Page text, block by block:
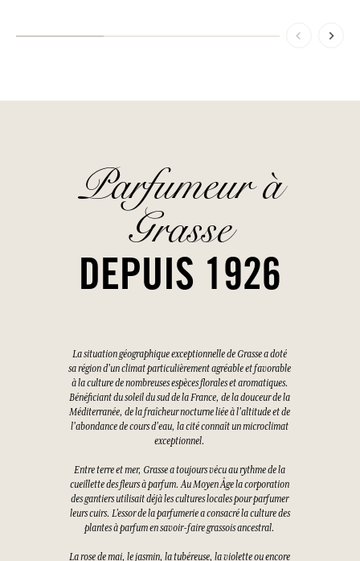
Parfumeur à
Grasse
DEPUIS 1926
La situation géographique exceptionnelle de Grasse a doté
sa région d'un climat particulièrement agréable et favorable
à la culture de nombreuses espèces florales et aromatiques.
Bénéficiant du soleil du sud de la France, de la douceur de la
Méditerranée, de la fraîcheur nocturne liée à l'altitude et de
l'abondance de cours d'eau, la cité connaît un microclimat
exceptionnel.
Entre terre et mer, Grasse a toujours vécu au rythme de la
cueillette des fleurs à parfum. Au Moyen Âge la corporation
des gantiers utilisait déjà les cultures locales pour parfumer
leurs cuirs. L’essor de la parfumerie a consacré la culture des
plantes à parfum en savoir-faire grassois ancestral.
La rose de mai, le jasmin, la tubéreuse, la violette ou encore